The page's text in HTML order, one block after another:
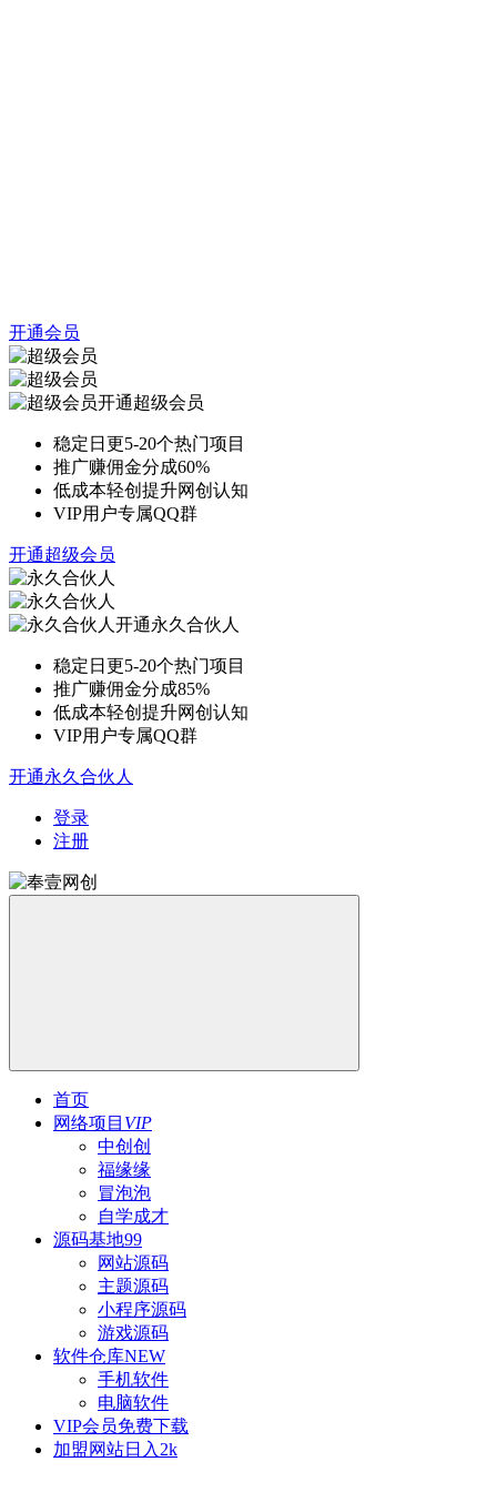
开通会员
开通超级会员
稳定日更5-20个热门项目
推广赚佣金分成60%
低成本轻创提升网创认知
VIP用户专属QQ群
开通超级会员
开通永久合伙人
稳定日更5-20个热门项目
推广赚佣金分成85%
低成本轻创提升网创认知
VIP用户专属QQ群
开通永久合伙人
登录
注册
首页
网络项目 VIP
中创创
福缘缘
冒泡泡
自学成才
源码基地99
网站源码
主题源码
小程序源码
游戏源码
软件仓库NEW
手机软件
电脑软件
VIP会员免费下载
加盟网站日入2k